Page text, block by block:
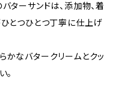
ターサンドは、添加物、着
とつひとつ丁寧に仕上げ
なバタークリームとクッ
。